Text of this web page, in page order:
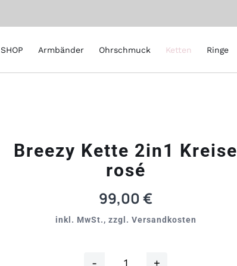
SHOP Armbänder Ohrschmuck Ketten Ringe
Breezy Kette 2in1 Kreise
rosé
99,00€
inkl. MwSt., zzgl. Versandkosten